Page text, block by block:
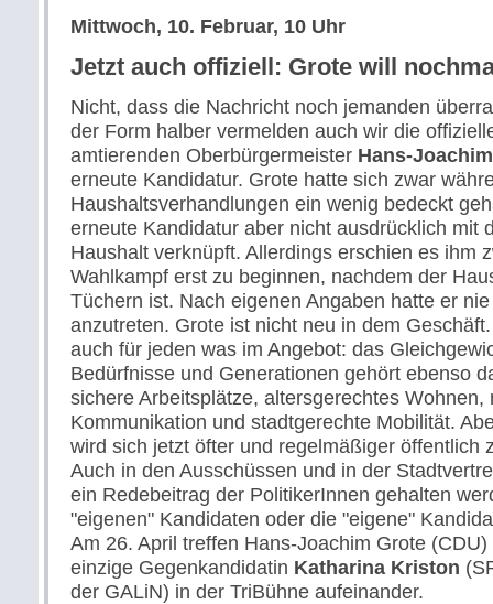
Mittwoch, 10. Februar, 10 Uhr
Jetzt auch offiziell: Grote will
Nicht, dass die Nachricht noch jemanden
der Form halber vermelden auch wir die
amtierenden Oberbürgermeister Hans-
erneute Kandidatur. Grote hatte sich zwar
Haushaltsverhandlungen ein wenig bedeckt
erneute Kandidatur aber nicht ausdrücklich mit
Haushalt verknüpft. Allerdings erschien es ihm
Wahlkampf erst zu beginnen, nachdem der
Tüchern ist. Nach eigenen Angaben hatte er
anzutreten. Grote ist nicht neu in dem
auch für jeden was im Angebot: das
Bedürfnisse und Generationen gehört ebenso
sichere Arbeitsplätze, altersgerechtes Wohnen,
Kommunikation und stadtgerechte Mobilität.
wird sich jetzt öfter und regelmäßiger öffentlich
Auch in den Ausschüssen und in der
ein Redebeitrag der PolitikerInnen gehalten
"eigenen" Kandidaten oder die "eigene"
Am 26. April treffen Hans-Joachim Grote
einzige Gegenkandidatin Katharina Kriston
der GALiN) in der TriBühne aufeinander.